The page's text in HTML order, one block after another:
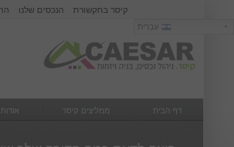
שם משתמש : סיסמא :
הנכסים שלנו
קיסר בתקשורת
עִבְרִית
דף הבית ממליצים קיסר
עִבְרִית